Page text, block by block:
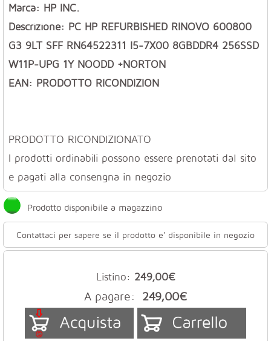
Marca: HP INC.
Descrizione: PC HP REFURBISHED RINOVO 600800
G3 9LT SFF RN64522311 I5-7X00 8GBDDR4 256SSD
W11P-UPG 1Y NOODD +NORTON
EAN: PRODOTTO RICONDIZION
PRODOTTO RICONDIZIONATO
I prodotti ordinabili possono essere prenotati dal sito
e pagati alla consengna in negozio
Prodotto disponibile a magazzino
Contattaci per sapere se il prodotto e' disponibile in negozio
Listino: 249,00€
A pagare: 249,00€